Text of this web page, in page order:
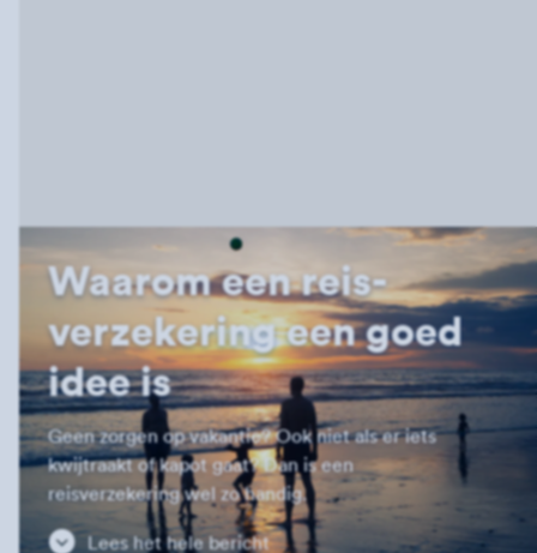
Waarom een reis­
verzekering een goed
idee is
Geen zorgen op vakantie? Ook niet als er iets
kwijtraakt of kapot gaat? Dan is een
reisverzekering wel zo handig.
Lees het hele bericht